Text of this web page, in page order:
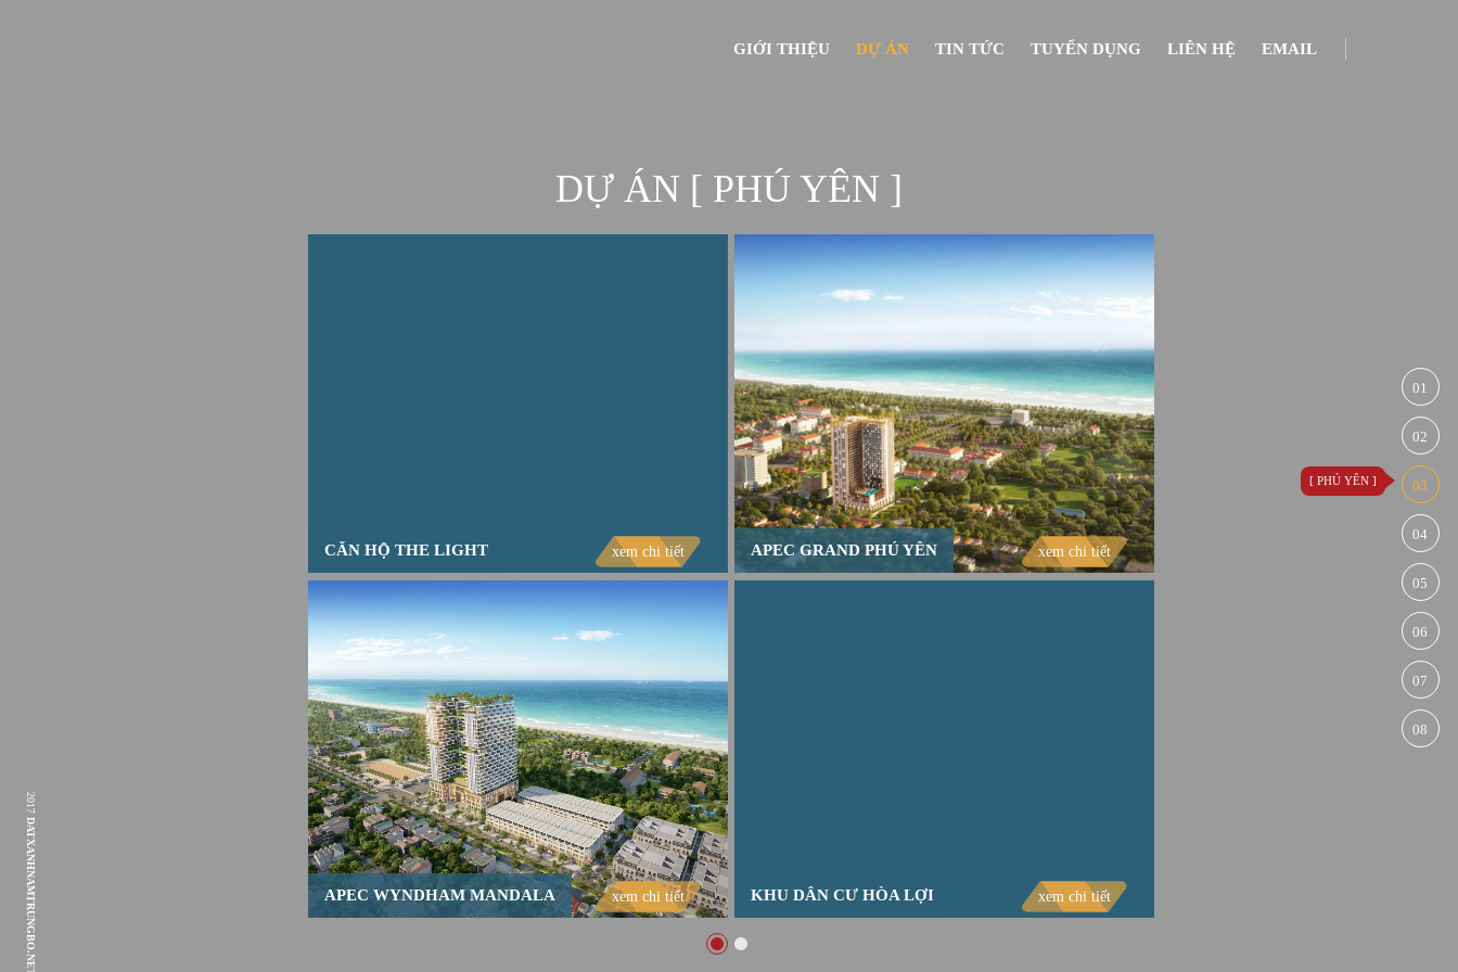
GIỚI THIỆU DỰ ÁN TIN TỨC TUYỂN DỤNG LIÊN HỆ EMAIL
DỰ ÁN NAM TRUNG BỘ
01
02
03
[ PHÚ YÊN ]
04
05
06
07
08
DỰ ÁN [ PHÚ YÊN ]
CĂN HỘ THE LIGHT xem chi tiết
APEC WYNDHAM MANDALA xem chi tiết
APEC GRAND PHÚ YÊN xem chi tiết
KHU DÂN CƯ HÒA LỢI xem chi tiết
2017
DATXANHNAMTRUNGBO.NET
GỬI THÔNG TIN